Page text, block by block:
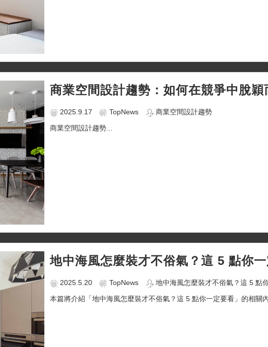
商業空間設計趨勢：如何在競爭中脫穎
2025.9.17 TopNews
商業空間設計趨勢
商業空間設計趨勢...
地中海風怎麼裝才不俗氣？這 5 點你
2025.5.20 TopNews
地中海風怎麼裝才不俗氣？這 5 點
本篇將介紹「地中海風怎麼裝才不俗氣？這 5 點你一定要看」的相關